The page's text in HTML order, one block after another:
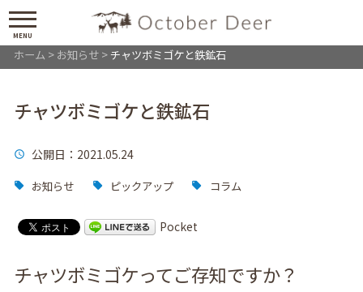
MENU
ホーム > お知らせ>チャツボミゴケと鉄鉱石
チャツボミゴケと鉄鉱石
公開日 ：2021.05.24
お知らせ ピックアップ コラム
Pocket
チャツボミゴケってご存知ですか？